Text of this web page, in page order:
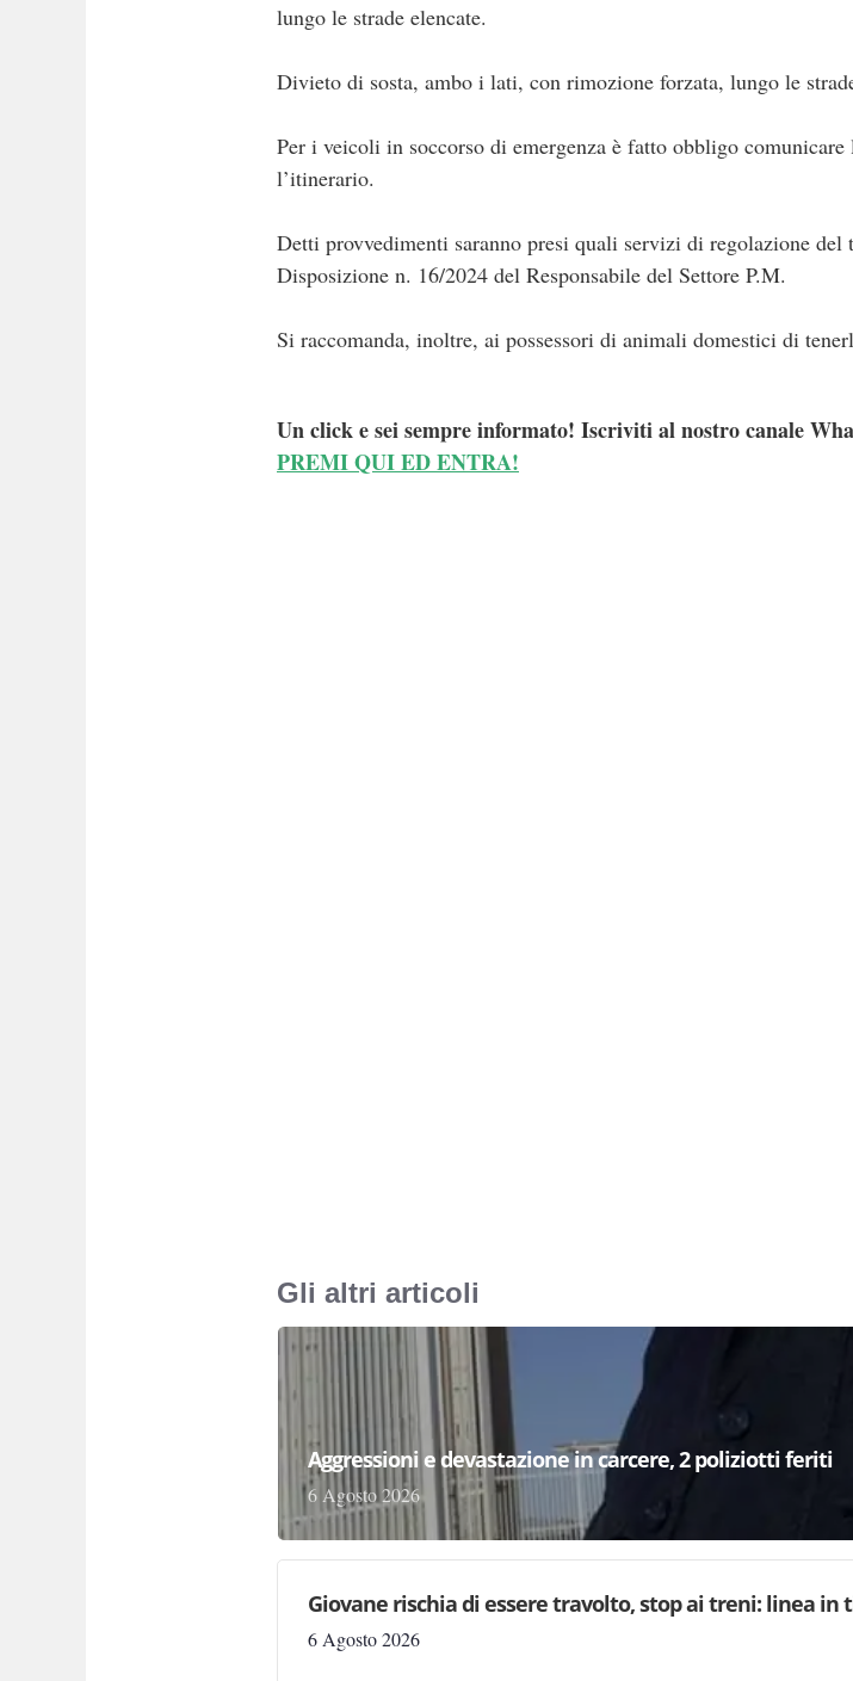
lungo le strade elencate.
Divieto di sosta, ambo i lati, con rimozione forzata, lungo le
Per i veicoli in soccorso di emergenza è fatto obbligo
l’itinerario.
Detti provvedimenti saranno presi quali servizi di regolazione
Disposizione n. 16/2024 del Responsabile del Settore P.M.
Si raccomanda, inoltre, ai possessori di animali domestici di
Un click e sei sempre informato! Iscriviti al nostro canale
PREMI QUI ED ENTRA!
Gli altri articoli
Aggressioni e devastazione in carcere, 2 poliziotti feriti
6 Agosto 2026
Giovane rischia di essere travolto, stop ai treni: linea in
6 Agosto 2026